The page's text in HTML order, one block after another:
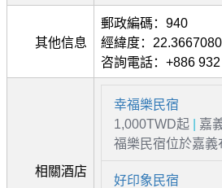
其他信息
郵政編碼：940
經緯度：
咨詢電話：+886
相關酒店
幸福樂民宿
1,000TWD起
嘉
福樂民宿位於嘉
好印象民宿